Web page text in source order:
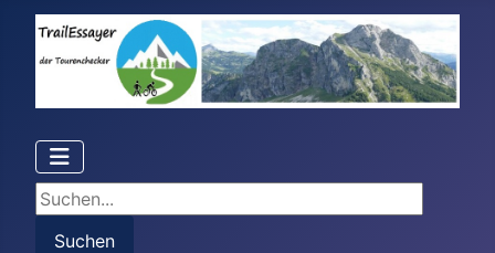
Suchen...
Suchen